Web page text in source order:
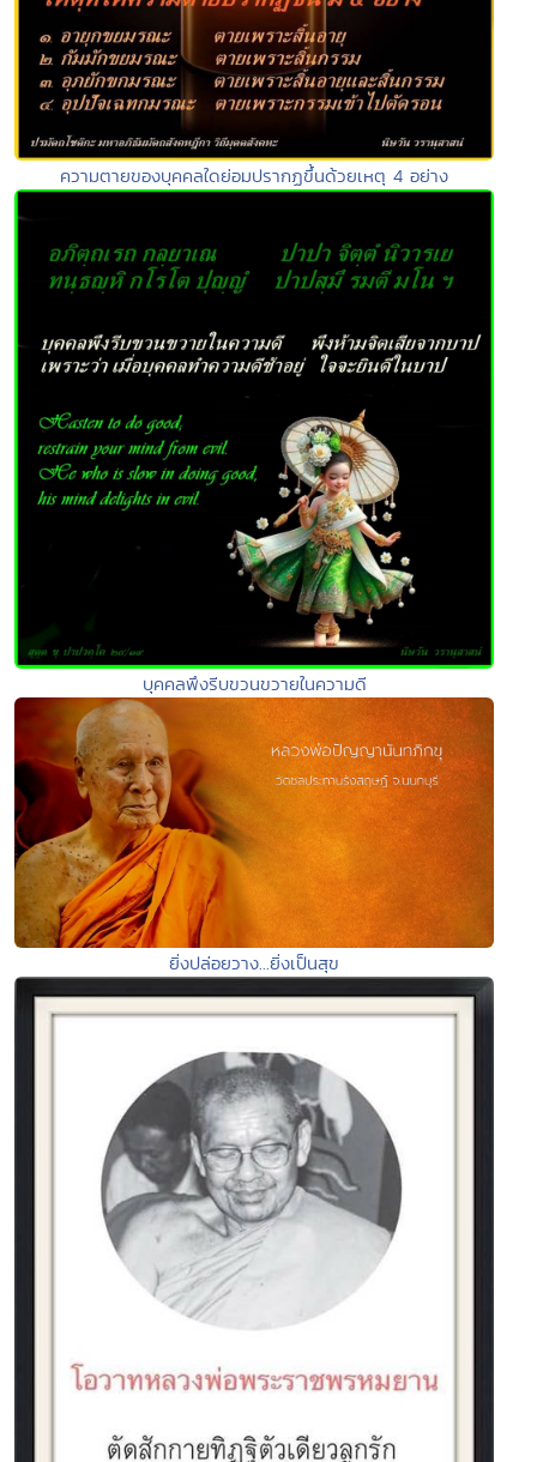
ความตายของบุคคลใดย่อมปรากฏขึ้นด้วยเหตุ 4 อย่าง
บุคคลพึงรีบขวนขวายในความดี
ยิ่งปล่อยวาง...ยิ่งเป็นสุข